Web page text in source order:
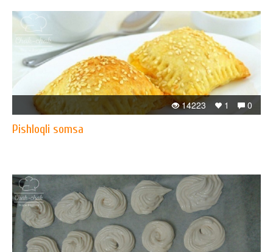
0
1
14223
Pishloqli somsa